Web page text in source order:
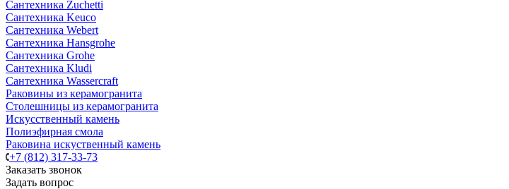
Сантехника Zuchetti
Сантехника Keuco
Сантехника Webert
Сантехника Hansgrohe
Сантехника Grohe
Сантехника Kludi
Сантехника Wassercraft
Раковины из керамогранита
Столешницы из керамогранита
Искусственный камень
Полиэфирная смола
Раковина искуственный камень
+7 (812) 317-33-73
Заказать звонок
Задать вопрос